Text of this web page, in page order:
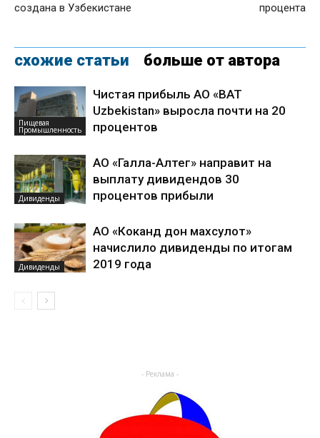
создана в Узбекистане
процента
схожие статьи больше от автора
Пищевая
Промышленность
Чистая прибыль АО «BAT
Uzbekistan» выросла почти на 20
процентов
Дивиденды
АО «Галла-Алтег» направит на
выплату дивидендов 30
процентов прибыли
Дивиденды
АО «Коканд дон махсулот»
начислило дивиденды по итогам
2019 года
- Реклама -